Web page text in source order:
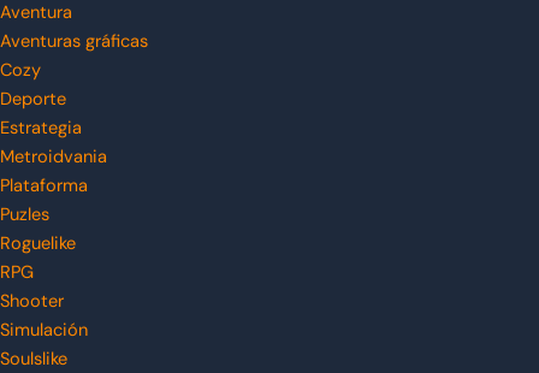
Aventura
Aventuras gráficas
Cozy
Deporte
Estrategia
Metroidvania
Plataforma
Puzles
Roguelike
RPG
Shooter
Simulación
Soulslike